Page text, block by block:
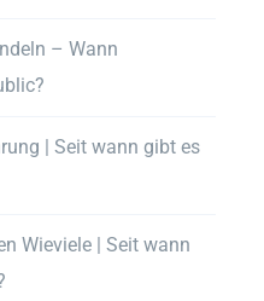
– Wann
| Seit wann gibt es
Wieviele | Seit wann